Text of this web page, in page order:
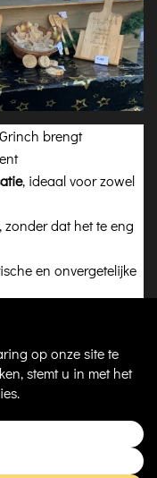
brengt
, ideaal voor zowel
, zonder dat het te eng
en onvergetelijke